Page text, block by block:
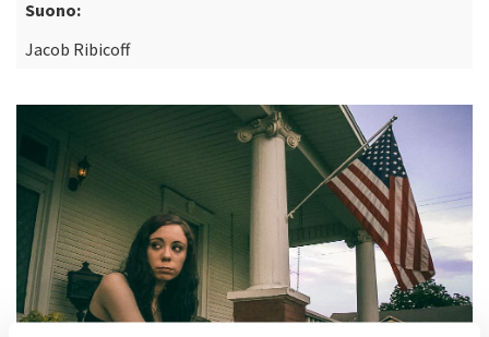
Suono:
Jacob Ribicoff